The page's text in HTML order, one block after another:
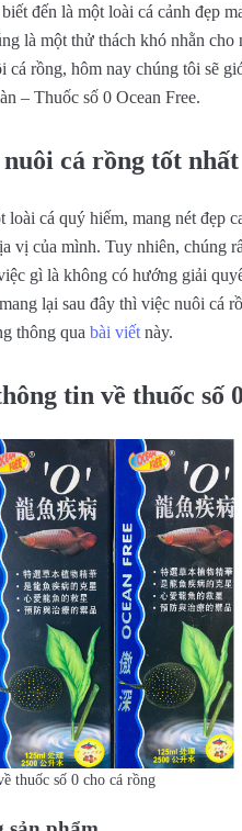
đến là một loài cá cảnh đẹp
là một thử thách khó nhằn
cá rồng, hôm nay chúng tôi sẽ
– Thuốc số 0 Ocean Free.
cá rồng tốt nhất
loài cá quý hiếm, mang nét đẹp
vị của mình. Tuy nhiên, chúng
gì là không có hướng giải
lại sau đây thì việc nuôi cá
thông qua bài viết này.
tin về thuốc số
thuốc số 0 cho cá rồng